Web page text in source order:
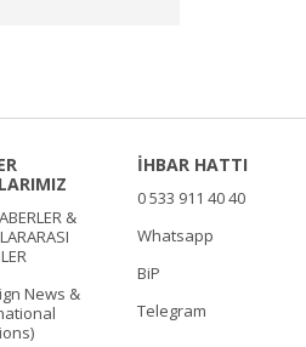
&
News &
İHBAR HATTI
0 533 911 40 40
Whatsapp
BiP
Telegram